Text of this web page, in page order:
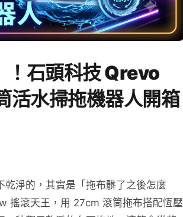
！石頭科技 Qrevo
活水掃拖機器人開箱
淨的，其實是「拖布髒了之後怎麼
搖滾天王，用 27cm 滾筒拖布搭配恆壓